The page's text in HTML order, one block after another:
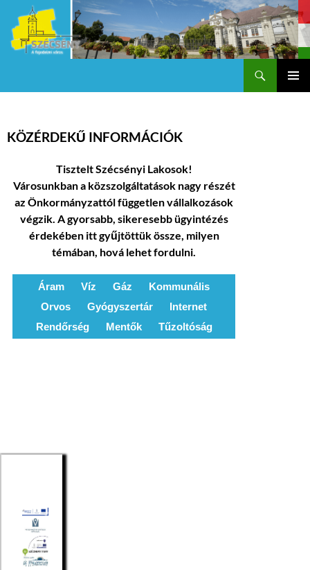
KÖZÉRDEKŰ INFORMÁCIÓK
Tisztelt Szécsényi Lakosok!
Városunkban a közszolgáltatások nagy részét
az Önkormányzattól független vállalkozások
végzik. A gyorsabb, sikeresebb ügyintézés
érdekében itt gyűjtöttük össze, milyen
témában, hová lehet fordulni.